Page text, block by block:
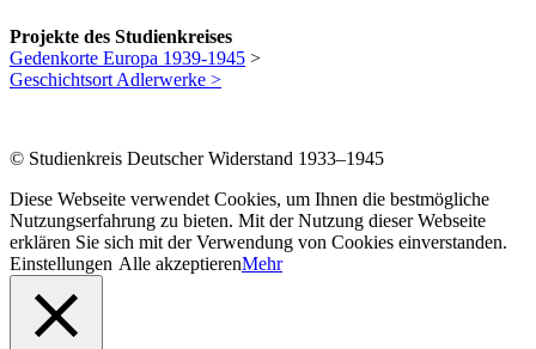
Projekte des Studienkreises
Gedenkorte Europa 1939-1945 >
Geschichtsort Adlerwerke >
© Studienkreis Deutscher Widerstand 1933–1945
Diese Webseite verwendet Cookies, um Ihnen die bestmögliche
Nutzungserfahrung zu bieten. Mit der Nutzung dieser Webseite
erklären Sie sich mit der Verwendung von Cookies einverstanden.
Einstellungen Alle akzeptierenMehr